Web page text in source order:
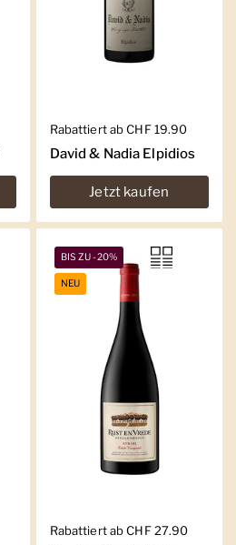
Regulärer Preis
Rabattiert ab CHF 19.90
David & Nadia Elpidios
Jetzt kaufen
Regulärer Preis
Rabattiert ab CHF 27.90
BIS ZU -20%
NEU